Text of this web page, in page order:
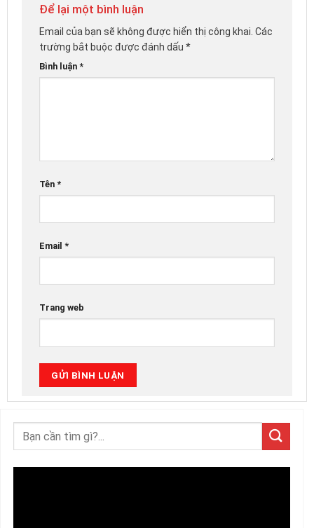
Để lại một bình luận
Email của bạn sẽ không được hiển thị công khai. Các
trường bắt buộc được đánh dấu *
Bình luận *
Tên *
Email *
Trang web